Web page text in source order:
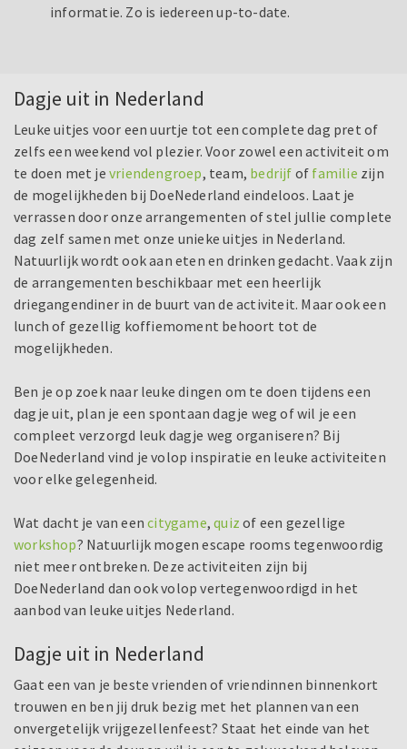
informatie. Zo is iedereen up-to-date.
Dagje uit in Nederland
Leuke uitjes voor een uurtje tot een complete dag pret of
zelfs een weekend vol plezier. Voor zowel een activiteit om
te doen met je vriendengroep, team, bedrijf of familie zijn
de mogelijkheden bij DoeNederland eindeloos. Laat je
verrassen door onze arrangementen of stel jullie complete
dag zelf samen met onze unieke uitjes in Nederland.
Natuurlijk wordt ook aan eten en drinken gedacht. Vaak zijn
de arrangementen beschikbaar met een heerlijk
driegangendiner in de buurt van de activiteit. Maar ook een
lunch of gezellig koffiemoment behoort tot de
mogelijkheden.
Ben je op zoek naar leuke dingen om te doen tijdens een
dagje uit, plan je een spontaan dagje weg of wil je een
compleet verzorgd leuk dagje weg organiseren? Bij
DoeNederland vind je volop inspiratie en leuke activiteiten
voor elke gelegenheid.
Wat dacht je van eencitygame,quiz of een gezellige
workshop? Natuurlijk mogen escape rooms tegenwoordig
niet meer ontbreken. Deze activiteiten zijn bij
DoeNederland dan ook volop vertegenwoordigd in het
aanbod van leuke uitjes Nederland.
Dagje uit in Nederland
Gaat een van je beste vrienden of vriendinnen binnenkort
trouwen en ben jij druk bezig met het plannen van een
onvergetelijk vrijgezellenfeest? Staat het einde van het